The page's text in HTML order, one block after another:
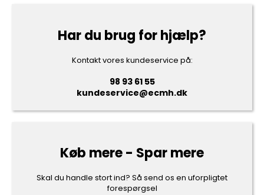
Har du brug for hjælp?
Kontakt vores kundeservice på:
98 93 61 55
kundeservice@ecmh.dk
Køb mere - Spar mere
Skal du handle stort ind? Så send os en uforpligtet
forespørgsel